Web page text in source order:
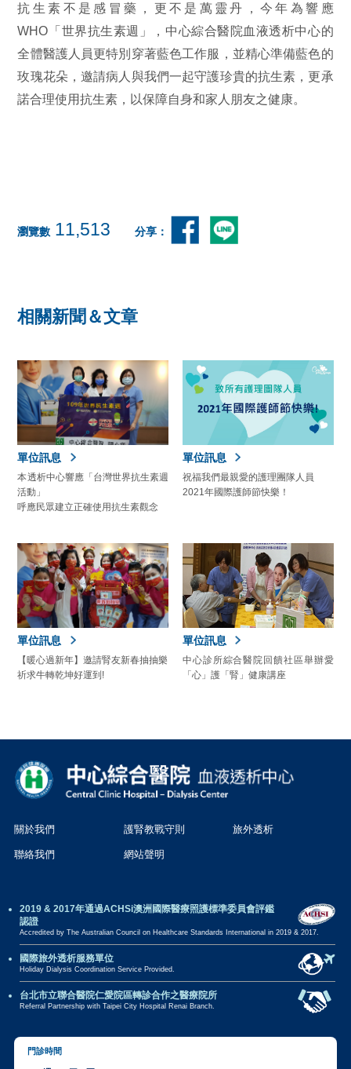
抗生素不是感冒藥，更不是萬靈丹，今年為響應
WHO「世界抗生素週」，中心綜合醫院血液透析中心的
全體醫護人員更特別穿著藍色工作服，並精心準備藍色的
玫瑰花朵，邀請病人與我們一起守護珍貴的抗生素，更承
諾合理使用抗生素，以保障自身和家人朋友之健康。
瀏覽數 11,513 分享：
相關新聞＆文章
單位訊息
本透析中心響應「台灣世界抗生素週
活動」
呼應民眾建立正確使用抗生素觀念
單位訊息
祝福我們最親愛的護理團隊人員
2021年國際護師節快樂！
單位訊息
【暖心過新年】邀請腎友新春抽抽樂
祈求牛轉乾坤好運到!
單位訊息
中心診所綜合醫院回饋社區舉辦愛
「心」護「腎」健康講座
關於我們 護腎教戰守則 旅外透析
聯絡我們 網站聲明
2019 & 2017年通過ACHSi澳洲國際醫療照護標準委員會評鑑
認證
Accredited by The Australian Council on Healthcare Standards International in 2019 & 2017.
國際旅外透析服務單位
Holiday Dialysis Coordination Service Provided.
台北市立聯合醫院仁愛院區轉診合作之醫療院所
Referral Partnership with Taipei City Hospital Renai Branch.
門診時間